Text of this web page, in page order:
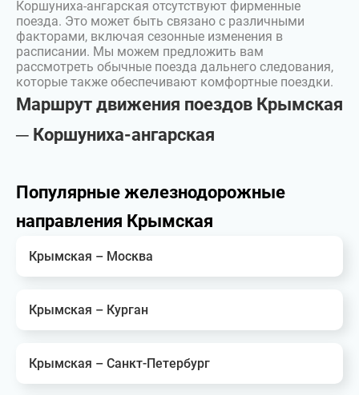
Коршуниха-ангарская отсутствуют фирменные
поезда. Это может быть связано с различными
факторами, включая сезонные изменения в
расписании. Мы можем предложить вам
рассмотреть обычные поезда дальнего следования,
которые также обеспечивают комфортные поездки.
Маршрут движения поездов Крымская
─ Коршуниха-ангарская
Популярные железнодорожные
направления Крымская
Крымская – Москва
Крымская – Курган
Крымская – Санкт-Петербург